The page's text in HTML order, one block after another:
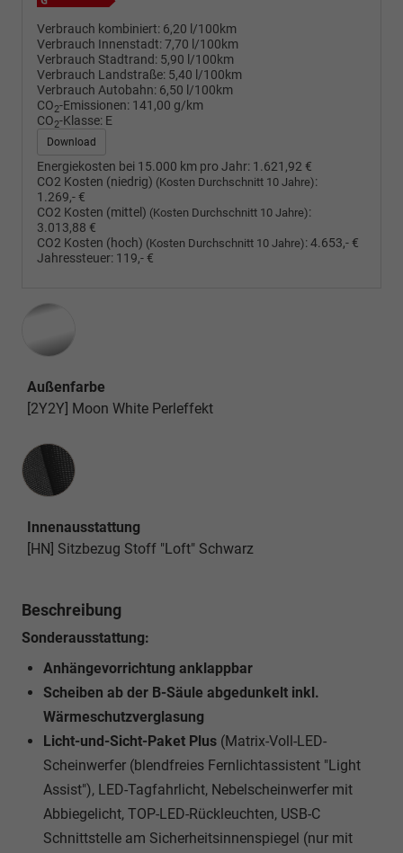
Verbrauch kombiniert: 6,20 l/100km
Verbrauch Innenstadt:7,70 l/100km
Verbrauch Stadtrand: 5,90 l/100km
Verbrauch Landstraße: 5,40 l/100km
Verbrauch Autobahn: 6,50 l/100km
CO2-Emissionen: 141,00 g/km
CO2-Klasse: E
Download
Energiekosten bei 15.000 km pro Jahr: 1.621,92 €
CO2 Kosten (niedrig) (Kosten Durchschnitt 10 Jahre):
1.269,- €
CO2 Kosten (mittel) (Kosten Durchschnitt 10 Jahre):
3.013,88 €
CO2 Kosten (hoch) (Kosten Durchschnitt 10 Jahre):4.653,- €
Jahressteuer: 119,- €
Außenfarbe
[2Y2Y] Moon White Perleffekt
Innenausstattung
Innenausstattung
[HN] Sitzbezug Stoff "Loft" Schwarz
Beschreibung
Sonderausstattung:
Anhängevorrichtung anklappbar
Scheiben ab der B-Säule abgedunkelt inkl.
Wärmeschutzverglasung
Licht-und-Sicht-Paket Plus (Matrix-Voll-LED-
Scheinwerfer (blendfreies Fernlichtassistent "Light
Assist"), LED-Tagfahrlicht, Nebelscheinwerfer mit
Abbiegelicht, TOP-LED-Rückleuchten, USB-C
Schnittstelle am Sicherheitsinnenspiegel (nur mit